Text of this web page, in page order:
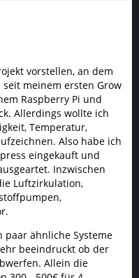
vorstellen, an dem
meinem ersten Grow
Raspberry Pi und
Allerdings wollte ich
Temperatur,
Also habe ich
eingekauft und
Inzwischen
Luftzirkulation,
paar ähnliche Systeme
beeindruckt ob der
Allein die